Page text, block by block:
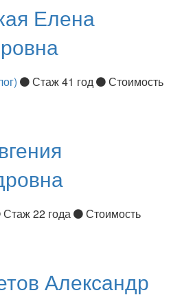
Елена
Стаж 41 год
Стоимость
Стаж 22 года
Стоимость
Александр